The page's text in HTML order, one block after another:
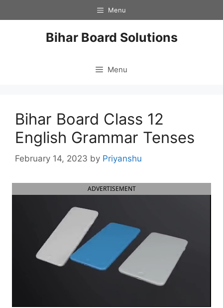
to
Menu
Bihar Board Solutions
Menu
Bihar Board Class 12
English Grammar Tenses
February 14, 2023 by Priyanshu
ADVERTISEMENT